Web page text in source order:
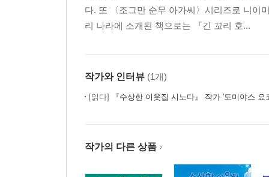
다. 또 〈조그만 순무 아가씨〉시리즈로 니이
리 나라에 소개된 책으로는 『긴 꼬리 호...
작가와 인터뷰 (1개)
[읽다] 『수상한 이웃집 시노다』 작가 '도미야스
작가의 다른 상품